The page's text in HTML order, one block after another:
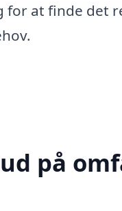
for at finde
på